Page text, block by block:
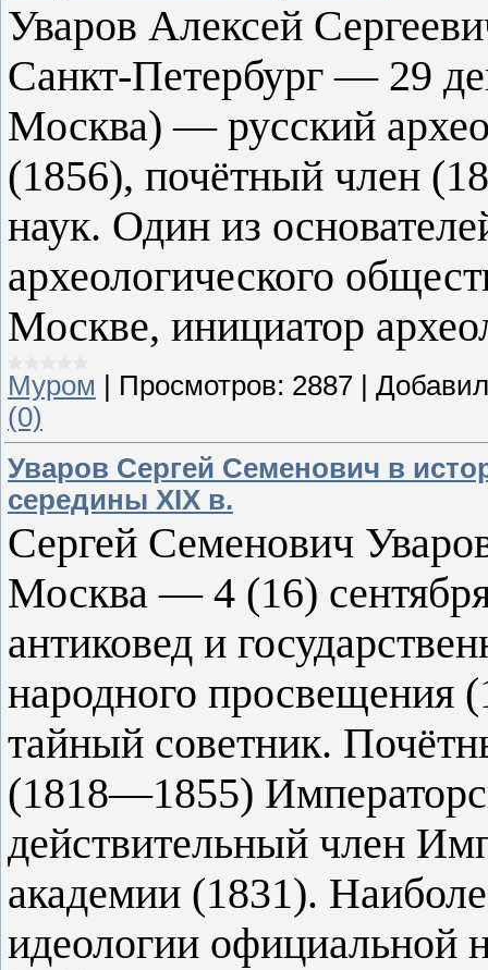
Уваров Алексей
Санкт-Петербург — 29
Москва) — русский
(1856), почётный член
наук. Один из
археологического
Москве, инициатор
Муром Просмотров: 2887
(0)
Уваров Сергей Семенович в
середины XIX в.
Сергей Семенович
Москва — 4 (16)
антиковед и
народного просвещения
тайный советник.
(1818—1855)
действительный член
академии (1831).
идеологии официальной